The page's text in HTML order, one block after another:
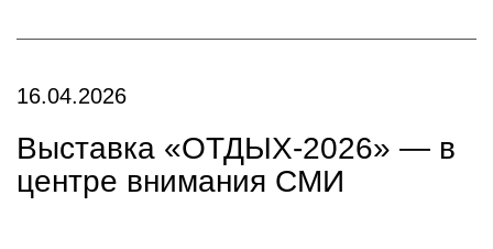
16.04.2026
Выставка «ОТДЫХ-2026» — в
центре внимания СМИ